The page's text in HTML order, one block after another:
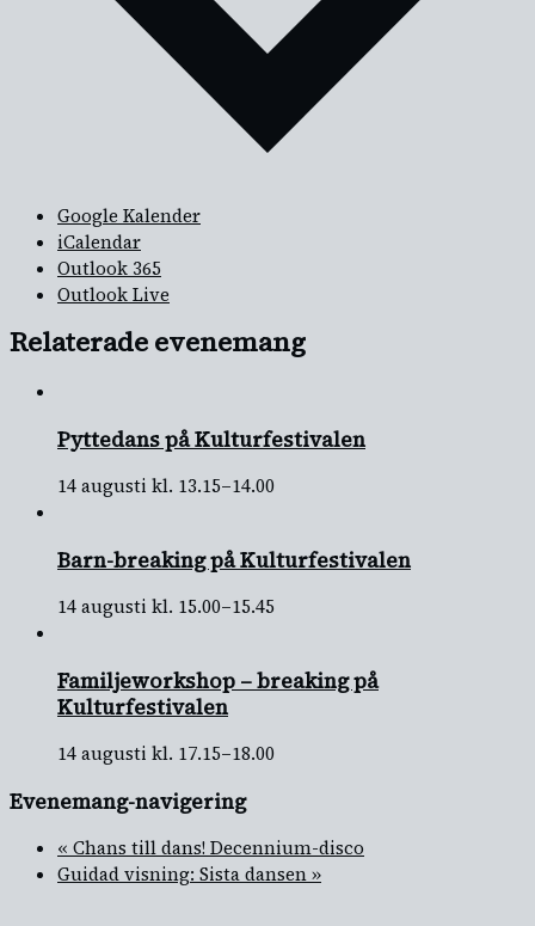
Google Kalender
iCalendar
Outlook 365
Outlook Live
Relaterade evenemang
Pyttedans på Kulturfestivalen
14 augusti kl. 13.15–14.00
Barn-breaking på Kulturfestivalen
14 augusti kl. 15.00–15.45
Familjeworkshop – breaking på
Kulturfestivalen
14 augusti kl. 17.15–18.00
Evenemang-navigering
« Chans till dans! Decennium-disco
Guidad visning: Sista dansen»